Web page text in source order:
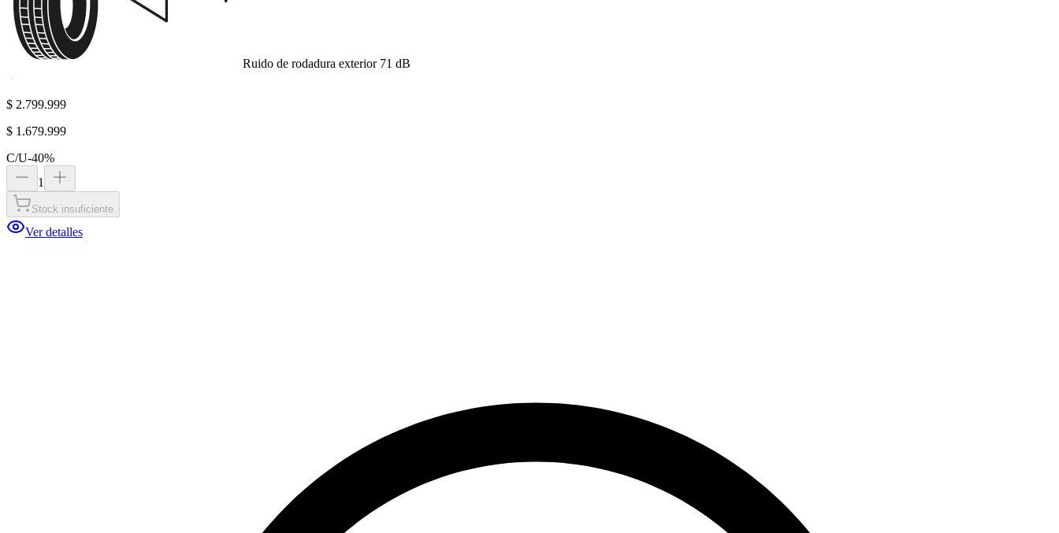
Ruido de rodadura exterior 71 dB
A
$ 2.799.999
$ 1.679.999
C/U-40%
1
Stock insuficiente
Ver detalles